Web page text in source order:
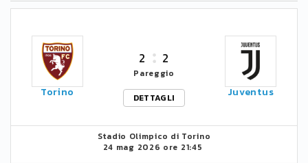
Torino
2 2
Pareggio
DETTAGLI
Juventus
Stadio Olimpico di Torino
24 mag 2026 ore 21:45